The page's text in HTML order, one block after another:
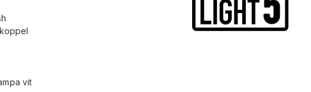
vit